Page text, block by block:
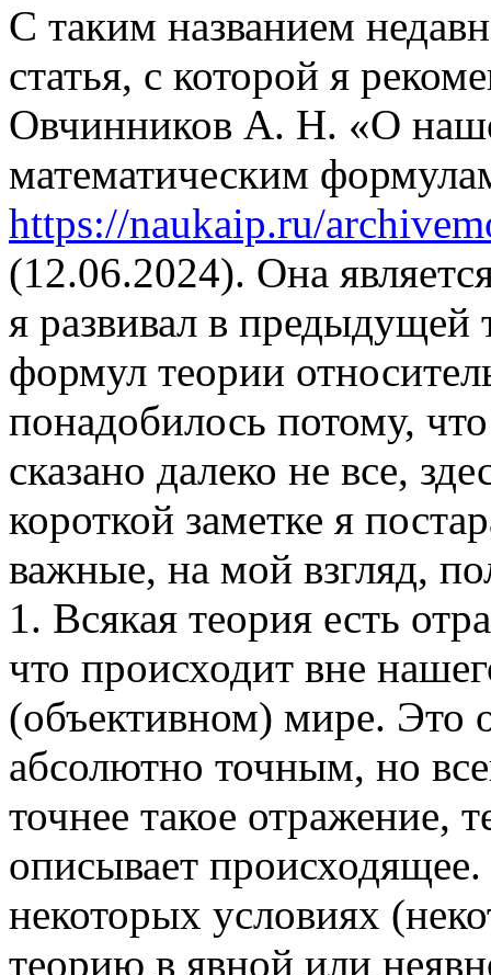
С таким названием
статья, с которой я
Овчинников А. Н. «О
математическим
https://naukaip.ru/
(12.06.2024). Она
я развивал в
формул теории
понадобилось потому,
сказано далеко не все,
короткой заметке я
важные, на мой взгляд,
1. Всякая теория есть
что происходит вне
(объективном) мире. Это
абсолютно точным, но
точнее такое отражение,
описывает
некоторых условиях
теорию в явной или